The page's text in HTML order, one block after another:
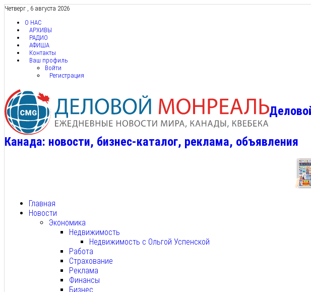
Четверг , 6 августа 2026
О НАС
АРХИВЫ
РАДИО
АФИША
Контакты
Ваш профиль
Войти
Регистрация
Канада: новости, бизнес-каталог, реклама, объявления
Главная
Новости
Экономика
Недвижимость
Недвижимость с Ольгой Успенской
Работа
Страхование
Реклама
Финансы
Бизнес